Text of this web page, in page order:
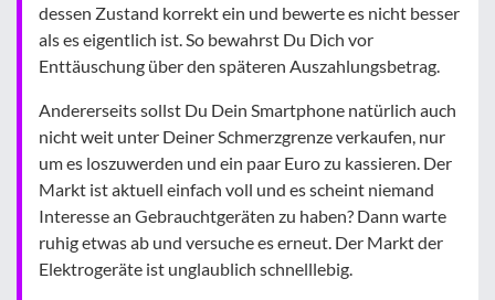
dessen Zustand korrekt ein und bewerte es nicht besser
als es eigentlich ist. So bewahrst Du Dich vor
Enttäuschung über den späteren Auszahlungsbetrag.
Andererseits sollst Du Dein Smartphone natürlich auch
nicht weit unter Deiner Schmerzgrenze verkaufen, nur
um es loszuwerden und ein paar Euro zu kassieren. Der
Markt ist aktuell einfach voll und es scheint niemand
Interesse an Gebrauchtgeräten zu haben? Dann warte
ruhig etwas ab und versuche es erneut. Der Markt der
Elektrogeräte ist unglaublich schnelllebig.